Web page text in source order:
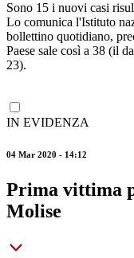
Sono 15 i nuovi casi
Lo comunica l'Istituto
bollettino quotidiano,
Paese sale così a 38 (il
23).
IN EVIDENZA
04 Mar 2020 - 14:12
Prima vittima
Molise